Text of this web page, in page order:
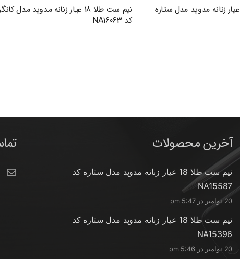
نیم ست طلا 18 عیار زنانه مدوپد مدل ستاره
نیم ست طلا 18 عیار زنانه مدوپد مدل
کد NA16063
آخرین محصولات
نیم ست طلا 18 عیار زنانه مدوپد مدل ستاره کد
NA15587
20 نوامبر در 5:47 pm
نیم ست طلا 18 عیار زنانه مدوپد مدل ستاره کد
NA15396
20 نوامبر در 5:46 pm